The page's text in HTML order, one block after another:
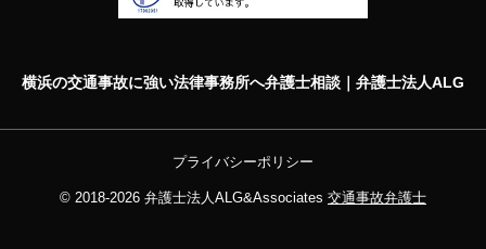
横浜の交通事故に強い法律事務所へ弁護士相談｜弁護士法人ALG
プライバシーポリシー
© 2018-2026 弁護士法人ALG&Associates 交通事故弁護士